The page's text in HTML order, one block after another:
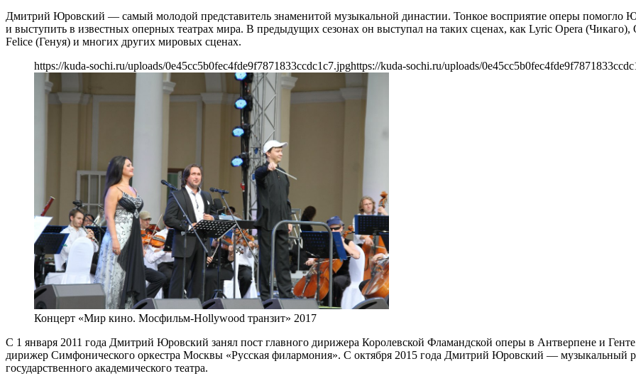
Дмитрий Юровский — самый молодой представитель знаменитой музыкальной династии. Тонкое восприятие оперы помогло
и выступить в известных оперных театрах мира. В предыдущих сезонах он выступал на таких сценах, как Lyric Opera
Felice (Генуя) и многих других мировых сценах.
https://kuda-sochi.ru/uploads/0e45cc5b0fec4fde9f7871833ccdc1c7.jpghttps://kuda-sochi.ru/uploads/
Концерт «Мир кино. Мосфильм-Hollywood транзит» 2017
С 1 января 2011 года Дмитрий Юровский занял пост главного дирижера Королевской Фламандской оперы в Антверпене и
дирижер Симфонического оркестра Москвы «Русская филармония». С октября 2015 года Дмитрий Юровский — музыкальный
государственного академического театра.